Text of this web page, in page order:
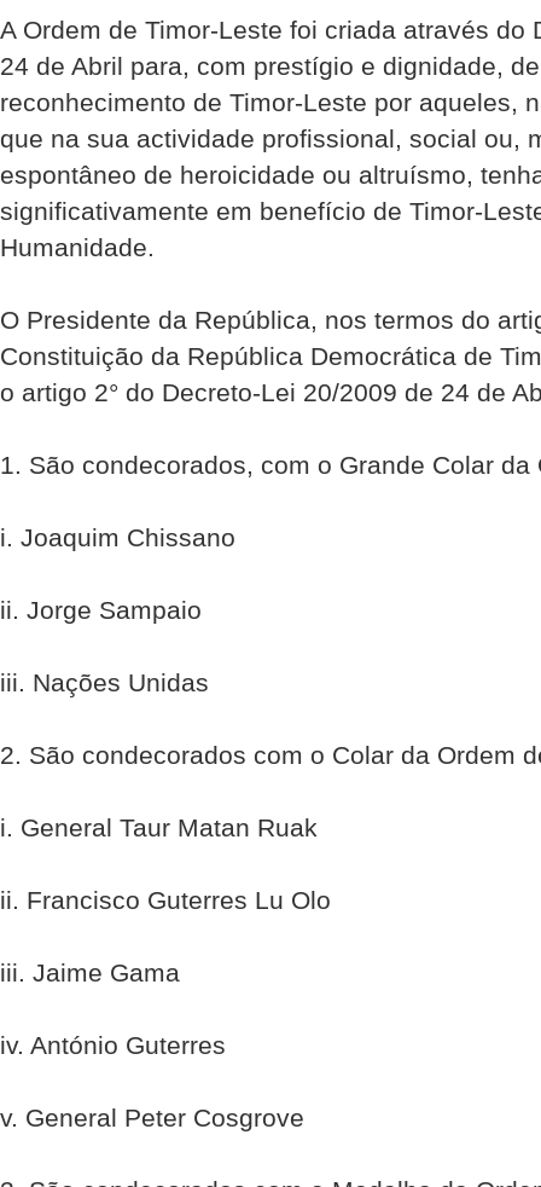
A Ordem de Timor-Leste foi criada através do
24 de Abril para, com prestígio e dignidade,
reconhecimento de Timor-Leste por aqueles,
que na sua actividade profissional, social ou,
espontâneo de heroicidade ou altruísmo,
significativamente em benefício de Timor-
Humanidade.
O Presidente da República, nos termos do
Constituição da República Democrática de
o artigo 2° do Decreto-Lei 20/2009 de 24 de
1. São condecorados, com o Grande Colar da
i. Joaquim Chissano
ii. Jorge Sampaio
iii. Nações Unidas
2. São condecorados com o Colar da Ordem
i. General Taur Matan Ruak
ii. Francisco Guterres Lu Olo
iii. Jaime Gama
iv. António Guterres
v. General Peter Cosgrove